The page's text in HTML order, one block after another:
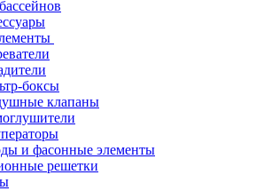
боксы
клапаны
и фасонные элементы
решетки